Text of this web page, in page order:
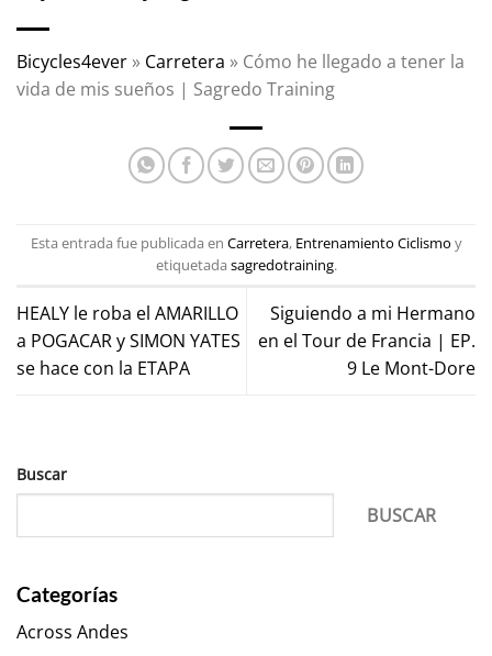
Bicycles4ever » Carretera » Cómo he llegado a tener la
vida de mis sueños | Sagredo Training
Esta entrada fue publicada en Carretera, Entrenamiento Ciclismo y
etiquetada sagredotraining.
HEALY le roba el AMARILLO
a POGACAR y SIMON YATES
se hace con la ETAPA
Siguiendo a mi Hermano
en el Tour de Francia | EP.
9 Le Mont-Dore
Buscar
BUSCAR
Categorías
Across Andes